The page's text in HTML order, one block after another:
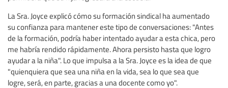
La Sra. Joyce explicó cómo su formación sindical ha aumentado
su confianza para mantener este tipo de conversaciones: "Antes
de la formación, podría haber intentado ayudar a esta chica, pero
me habría rendido rápidamente. Ahora persisto hasta que logro
ayudar a la niña". Lo que impulsa a la Sra. Joyce es la idea de que
"quienquiera que sea una niña en la vida, sea lo que sea que
logre, será, en parte, gracias a una docente como yo".